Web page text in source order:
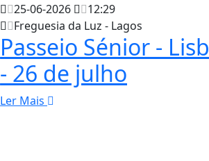
25-06-2026
12:29
Freguesia da Luz - Lagos
Passeio Sénior -
- 26 de julho
Ler Mais